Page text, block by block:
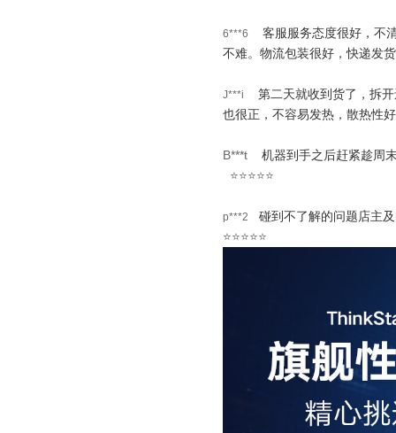
6***6
客服服务态度很好，不
不难。物流包装很好，快递发
J***i
第二天就收到货了，拆
也很正，不容易发热，散热性
B***t 机器到手之后赶紧趁周
⭐⭐⭐⭐⭐
p***2
碰到不了解的问题店主
⭐⭐⭐⭐⭐